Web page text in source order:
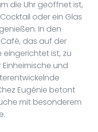
die Uhr geöffnet ist,
oder ein Glas
In den
das auf der
eingerichtet ist, zu
und
Eugénie betont
mit besonderem